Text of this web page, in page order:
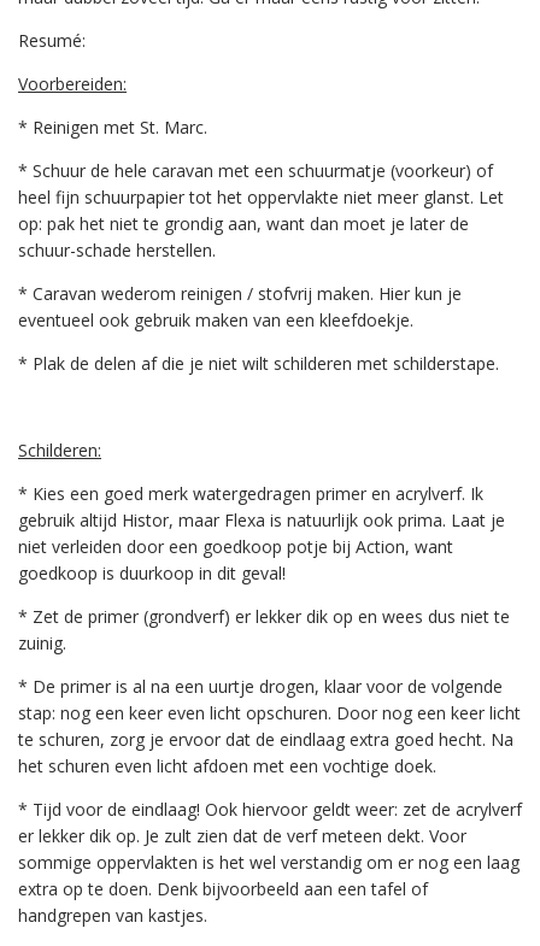
Resumé:
Voorbereiden:
* Reinigen met St. Marc.
* Schuur de hele caravan met een schuurmatje (voorkeur) of
heel fijn schuurpapier tot het oppervlakte niet meer glanst. Let
op: pak het niet te grondig aan, want dan moet je later de
schuur-schade herstellen.
* Caravan wederom reinigen / stofvrij maken. Hier kun je
eventueel ook gebruik maken van een kleefdoekje.
* Plak de delen af die je niet wilt schilderen met schilderstape.
Schilderen:
* Kies een goed merk watergedragen primer en acrylverf. Ik
gebruik altijd Histor, maar Flexa is natuurlijk ook prima. Laat je
niet verleiden door een goedkoop potje bij Action, want
goedkoop is duurkoop in dit geval!
* Zet de primer (grondverf) er lekker dik op en wees dus niet te
zuinig.
* De primer is al na een uurtje drogen, klaar voor de volgende
stap: nog een keer even licht opschuren. Door nog een keer licht
te schuren, zorg je ervoor dat de eindlaag extra goed hecht. Na
het schuren even licht afdoen met een vochtige doek.
* Tijd voor de eindlaag! Ook hiervoor geldt weer: zet de acrylverf
er lekker dik op. Je zult zien dat de verf meteen dekt. Voor
sommige oppervlakten is het wel verstandig om er nog een laag
extra op te doen. Denk bijvoorbeeld aan een tafel of
handgrepen van kastjes.